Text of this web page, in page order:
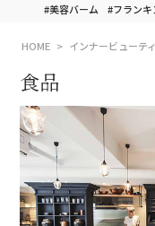
#美容バーム #フランキ
HOME インナービューテ
食品